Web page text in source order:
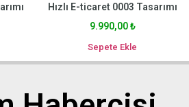
Hızlı E-ticaret 0003 Tasarımı
9.990,00₺
Sepete Ekle